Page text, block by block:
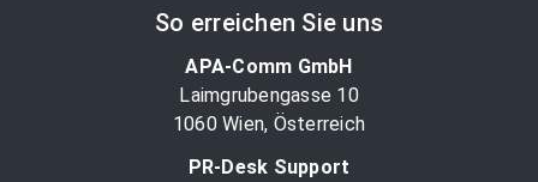
So erreichen Sie uns
APA-Comm GmbH
Laimgrubengasse 10
1060 Wien, Österreich
PR-Desk Support